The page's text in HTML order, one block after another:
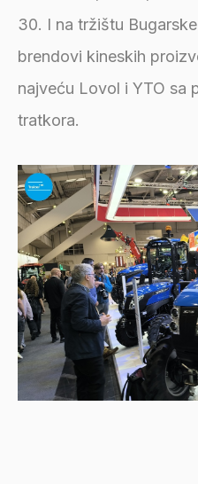
30. I na tržištu
brendovi kineskih
najveću Lovol i YTO sa
tratkora.